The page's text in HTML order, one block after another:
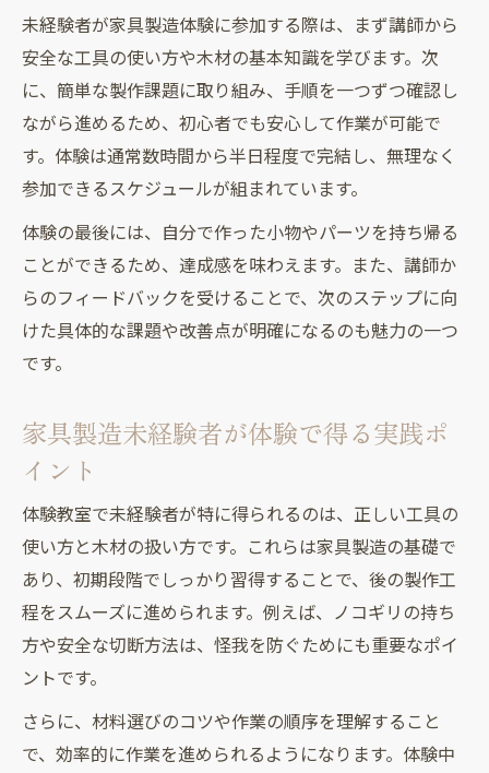
未経験者が家具製造体験に参加する際は、まず講師から
安全な工具の使い方や木材の基本知識を学びます。次
に、簡単な製作課題に取り組み、手順を一つずつ確認し
ながら進めるため、初心者でも安心して作業が可能で
す。体験は通常数時間から半日程度で完結し、無理なく
参加できるスケジュールが組まれています。
体験の最後には、自分で作った小物やパーツを持ち帰る
ことができるため、達成感を味わえます。また、講師か
らのフィードバックを受けることで、次のステップに向
けた具体的な課題や改善点が明確になるのも魅力の一つ
です。
家具製造未経験者が体験で得る実践ポ
イント
体験教室で未経験者が特に得られるのは、正しい工具の
使い方と木材の扱い方です。これらは家具製造の基礎で
あり、初期段階でしっかり習得することで、後の製作工
程をスムーズに進められます。例えば、ノコギリの持ち
方や安全な切断方法は、怪我を防ぐためにも重要なポイ
ントです。
さらに、材料選びのコツや作業の順序を理解すること
で、効率的に作業を進められるようになります。体験中